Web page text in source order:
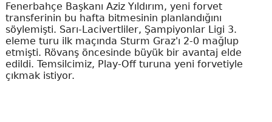
Fenerbahçe Başkanı Aziz Yıldırım, yeni forvet
transferinin bu hafta bitmesinin planlandığını
söylemişti. Sarı-Lacivertliler, Şampiyonlar Ligi 3.
eleme turu ilk maçında Sturm Graz'ı 2-0 mağlup
etmişti. Rövanş öncesinde büyük bir avantaj elde
edildi. Temsilcimiz, Play-Off turuna yeni forvetiyle
çıkmak istiyor.